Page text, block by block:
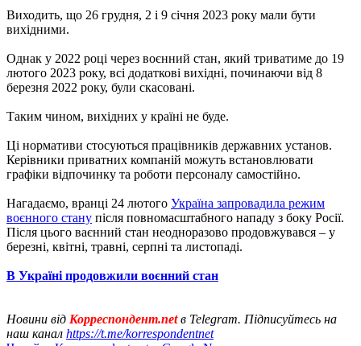
Виходить, що 26 грудня, 2 і 9 січня 2023 року мали бути
вихідними.
Однак у 2022 році через воєнний стан, який триватиме до 19
лютого 2023 року, всі додаткові вихідні, починаючи від 8
березня 2022 року, були скасовані.
Таким чином, вихідних у країні не буде.
Ці нормативи стосуються працівників державних установ.
Керівники приватних компаній можуть встановлювати
графіки відпочинку та роботи персоналу самостійно.
Нагадаємо, вранці 24 лютого Україна запровадила режим
воєнного стану після повномасштабного нападу з боку Росії.
Після цього ваєнний стан неодноразово продовжувався – у
березні, квітні, травні, серпні та листопаді.
В Україні продовжили воєнний стан
Новини від Корреспондент.netв Telegram. Підписуйтесь на
наш канал https://t.me/korrespondentnet